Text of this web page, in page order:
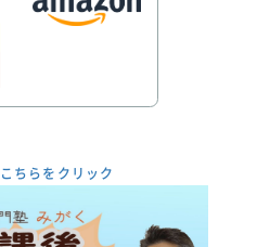
ちらをクリック